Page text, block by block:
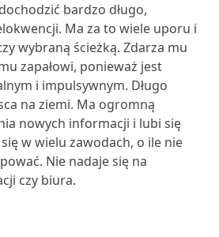
bardzo długo,
Ma za to wiele uporu i
wybraną ścieżką. Zdarza mu
zapałowi, ponieważ jest
i impulsywnym. Długo
na ziemi. Ma ogromną
nowych informacji i lubi się
w wielu zawodach, o ile nie
Nie nadaje się na
czy biura.